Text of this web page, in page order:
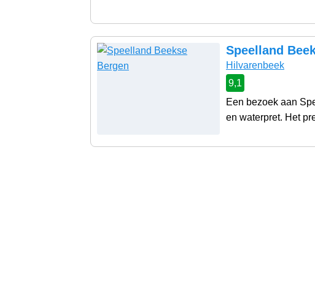
Speelland
Hilvarenbeek
9,1
Een bezoek aan
en waterpret. Het